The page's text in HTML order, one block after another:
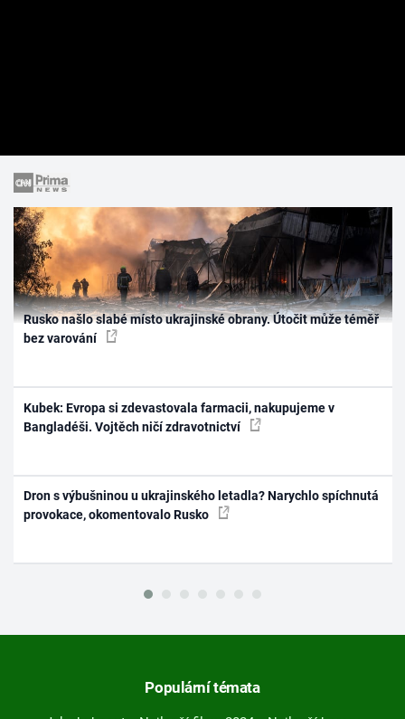
Rusko našlo slabé místo ukrajinské obrany. Útočit může téměř
bez varování
Kubek: Evropa si zdevastovala farmacii, nakupujeme v
Bangladéši. Vojtěch ničí zdravotnictví
Dron s výbušninou u ukrajinského letadla? Narychlo spíchnutá
provokace, okomentovalo Rusko
Populární témata